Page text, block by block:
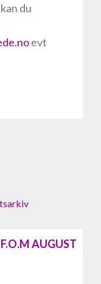
du
evt
AUGUST